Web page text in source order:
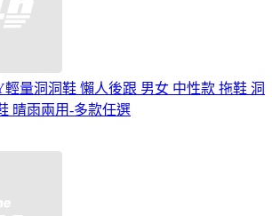
輕量洞洞鞋 懶人後跟 男女 中性款 拖鞋 洞
晴雨兩用-多款任選